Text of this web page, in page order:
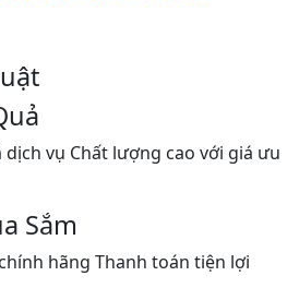
vụ Chất lượng cao với giá ưu
Sắm
hãng Thanh toán tiện lợi